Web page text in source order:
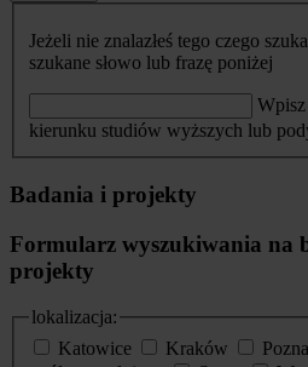
Jeżeli nie znalazłeś tego czego
szukane słowo lub frazę poniżej
kierunku studiów wyższych lub
Badania i projekty
Formularz wyszukiwania na
projekty
lokalizacja:
Katowice
Kraków